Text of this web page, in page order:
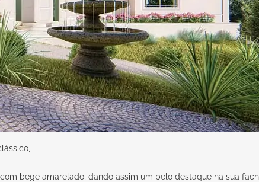
bege amarelado, dando assim um belo destaque na sua